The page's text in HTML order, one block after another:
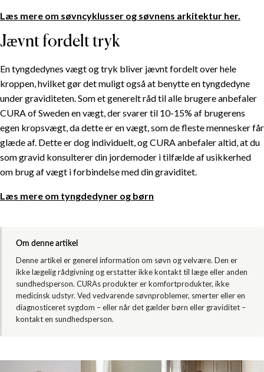
Læs mere om søvncyklusser og søvnens arkitektur her.
Jævnt fordelt tryk
En tyngdedynes vægt og tryk bliver jævnt fordelt over hele
kroppen, hvilket gør det muligt også at benytte en tyngdedyne
under graviditeten. Som et generelt råd til alle brugere anbefaler
CURA of Sweden en vægt, der svarer til 10-15% af brugerens
egen kropsvægt, da dette er en vægt, som de fleste mennesker får
glæde af. Dette er dog individuelt, og CURA anbefaler altid, at du
som gravid konsulterer din jordemoder i tilfælde af usikkerhed
om brug af vægt i forbindelse med din graviditet.
Læs mere om tyngdedyner og børn
Om denne artikel
Denne artikel er generel information om søvn og velvære. Den er
ikke lægelig rådgivning og erstatter ikke kontakt til læge eller anden
sundhedsperson. CURAs produkter er komfortprodukter, ikke
medicinsk udstyr. Ved vedvarende søvnproblemer, smerter eller en
diagnosticeret sygdom – eller når det gælder børn eller graviditet –
kontakt en sundhedsperson.